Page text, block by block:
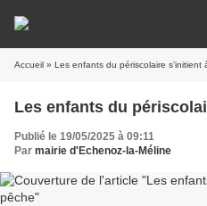
Accueil » Les enfants du périscolaire s’initient
Les enfants du
Publié le 19/05/2025 à 09:11
Par mairie d'Echenoz-la-Méline